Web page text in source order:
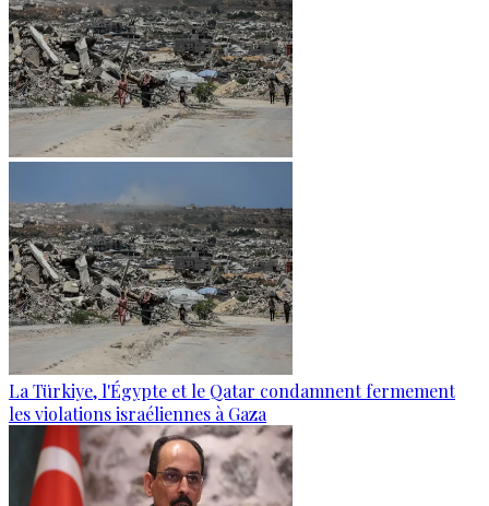
La Türkiye, l'Égypte et le Qatar condamnent fermement
les violations israéliennes à Gaza